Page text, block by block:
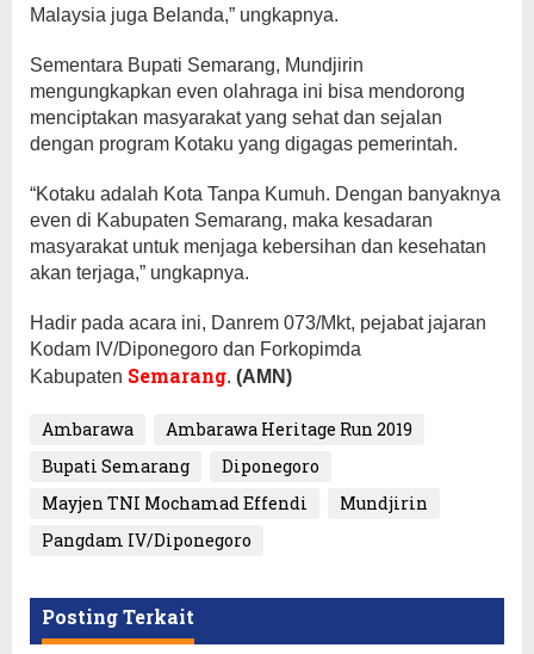
Malaysia juga Belanda,” ungkapnya.
Sementara Bupati Semarang, Mundjirin
mengungkapkan even olahraga ini bisa mendorong
menciptakan masyarakat yang sehat dan sejalan
dengan program Kotaku yang digagas pemerintah.
“Kotaku adalah Kota Tanpa Kumuh. Dengan banyaknya
even di Kabupaten Semarang, maka kesadaran
masyarakat untuk menjaga kebersihan dan kesehatan
akan terjaga,” ungkapnya.
Hadir pada acara ini, Danrem 073/Mkt, pejabat jajaran
Kodam IV/Diponegoro dan Forkopimda
Kabupaten Semarang. (AMN)
Ambarawa
Ambarawa Heritage Run 2019
Bupati Semarang
Diponegoro
Mayjen TNI Mochamad Effendi
Mundjirin
Pangdam IV/Diponegoro
Posting Terkait